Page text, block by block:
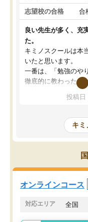
志望校の合格 合
良い先生が多く、充
た。
キミノスクールは本
いたと思います。
一番は、「勉強のや
徹底的に教わったこ
を詰め込むのではな
慣が身につくよう並
はなくなりました。
講師の方との距離も
チングのおかげで、
ションを維持できま
る勉強」から「目標
意識が変わったこと
投稿日
キミ
オンラインコース
対応エリア 全国